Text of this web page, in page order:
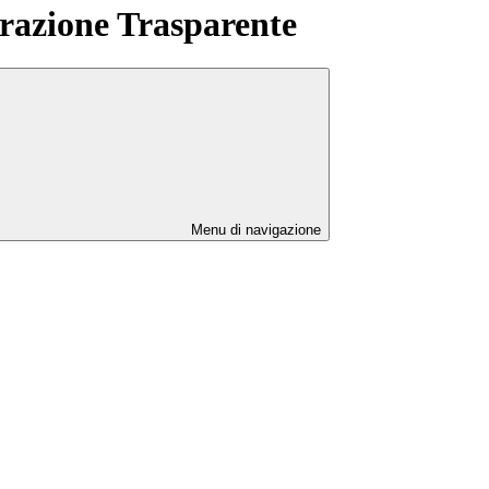
Trasparente
Menu di navigazione